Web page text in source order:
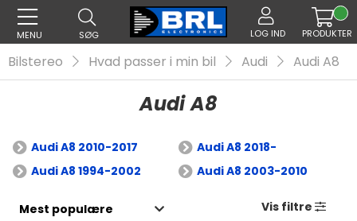
MENU SØG LOG IND PRODUKTER
Bilstereo Hvad passer i min bil Audi Audi A8
Audi A8
Audi A8 2010-2017
Audi A8 2018-
Audi A8 1994-2002
Audi A8 2003-2010
Vis filtre